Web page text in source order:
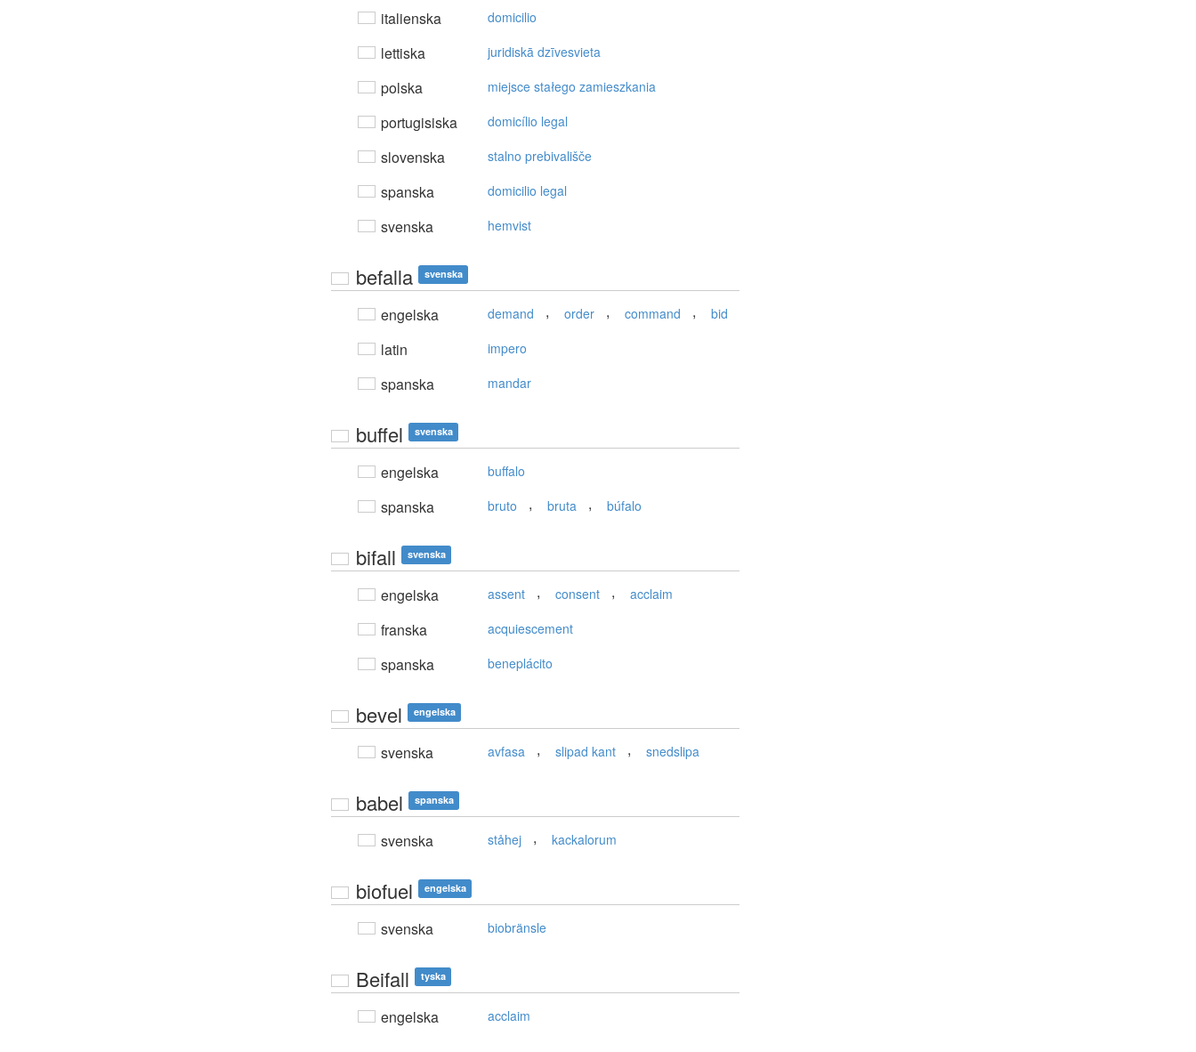
italienska domicilio
lettiska juridiskā dzīvesvieta
polska miejsce stałego zamieszkania
portugisiska domicílio legal
slovenska stalno prebivališče
spanska domicilio legal
svenska hemvist
befalla svenska
engelska demand , order , command , bid
latin impero
spanska mandar
buffel svenska
engelska buffalo
spanska bruto , bruta , búfalo
bifall svenska
engelska assent , consent , acclaim
franska acquiescement
spanska beneplácito
bevel engelska
svenska avfasa , slipad kant , snedslipa
babel spanska
svenska ståhej , kackalorum
biofuel engelska
svenska biobränsle
Beifall tyska
engelska acclaim